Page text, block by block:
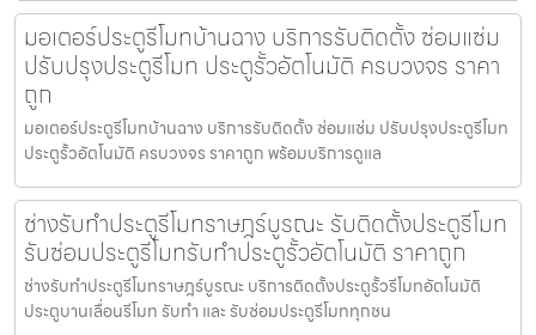
มอเตอร์ประตูรีโมทบ้านฉาง บริการรับติดตั้ง ซ่อมแซ่ม
ปรับปรุงประตูรีโมท ประตูรั้วอัตโนมัติ ครบวงจร ราคา
ถูก
มอเตอร์ประตูรีโมทบ้านฉาง บริการรับติดตั้ง ซ่อมแซ่ม ปรับปรุงประตูรีโมท
ประตูรั้วอัตโนมัติ ครบวงจร ราคาถูก พร้อมบริการดูแล
ช่างรับทำประตูรีโมทราษฎร์บูรณะ รับติดตั้งประตูรีโมท
รับซ่อมประตูรีโมทรับทำประตูรั้วอัตโนมัติ ราคาถูก
ช่างรับทำประตูรีโมทราษฎร์บูรณะ บริการติดตั้งประตูรั้วรีโมทอัตโนมัติ
ประตูบานเลื่อนรีโมท รับทำ และ รับซ่อมประตูรีโมททุกชน